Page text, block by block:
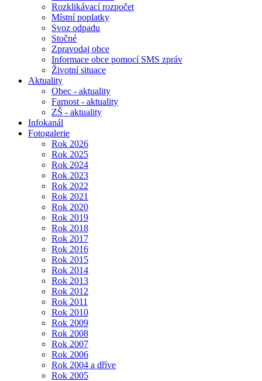
Rozklikávací rozpočet
Místní poplatky
Svoz odpadu
Stočné
Zpravodaj obce
Informace obce pomocí SMS zpráv
Životní situace
Aktuality
Obec - aktuality
Farnost - aktuality
ZŠ - aktuality
Infokanál
Fotogalerie
Rok 2026
Rok 2025
Rok 2024
Rok 2023
Rok 2022
Rok 2021
Rok 2020
Rok 2019
Rok 2018
Rok 2017
Rok 2016
Rok 2015
Rok 2014
Rok 2013
Rok 2012
Rok 2011
Rok 2010
Rok 2009
Rok 2008
Rok 2007
Rok 2006
Rok 2004 a dříve
Rok 2005